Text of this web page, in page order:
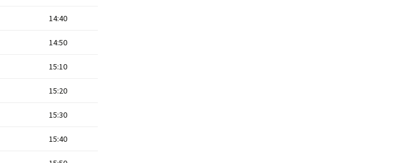
14:40
14:50
15:10
15:20
15:30
15:40